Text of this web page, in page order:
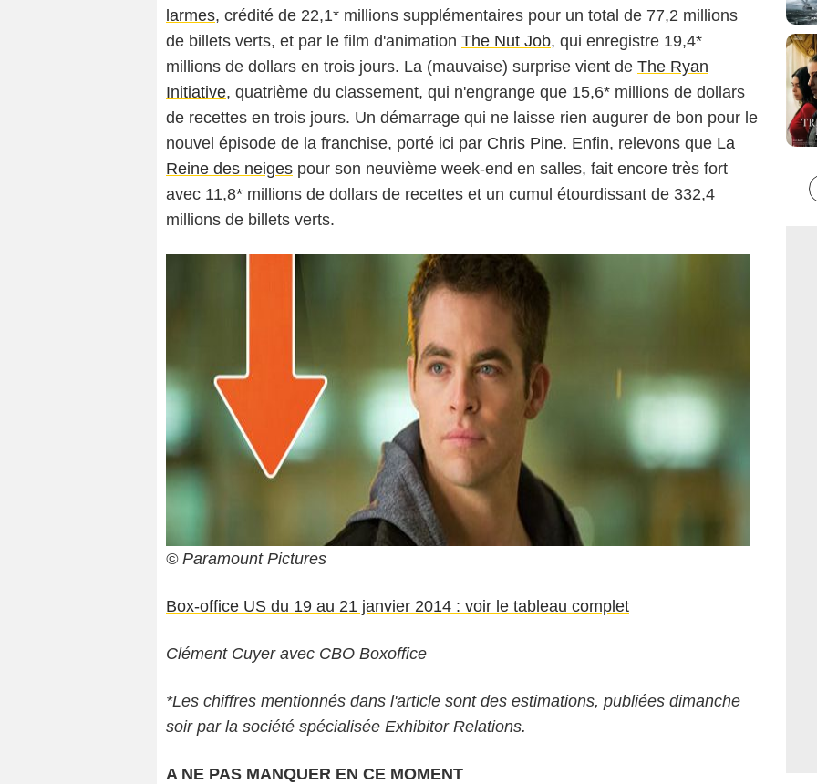
larmes, crédité de 22,1* millions supplémentaires pour un total de 77,2 millions
de billets verts, et par le film d'animation The Nut Job, qui enregistre 19,4*
millions de dollars en trois jours. La (mauvaise) surprise vient de The Ryan
Initiative, quatrième du classement, qui n'engrange que 15,6* millions de dollars
de recettes en trois jours. Un démarrage qui ne laisse rien augurer de bon pour le
nouvel épisode de la franchise, porté ici par Chris Pine. Enfin, relevons que La
Reine des neiges pour son neuvième week-end en salles, fait encore très fort
avec 11,8* millions de dollars de recettes et un cumul étourdissant de 332,4
millions de billets verts.
© Paramount Pictures
Box-office US du 19 au 21 janvier 2014 : voir le tableau complet
Clément Cuyer avec CBO Boxoffice
*Les chiffres mentionnés dans l'article sont des estimations, publiées dimanche
soir par la société spécialisée Exhibitor Relations.
A NE PAS MANQUER EN CE MOMENT